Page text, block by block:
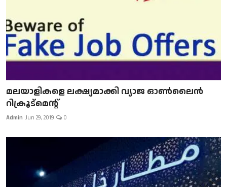
മലയാളികളെ ലക്ഷ്യമാക്കി വ്യാജ ഓൺലൈൻ
റിക്രൂട്മെന്റ്
Admin Jun 29, 2019 0